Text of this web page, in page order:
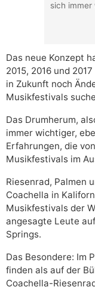
sich immer
Das neue Konzept
2015, 2016 und
in Zukunft noch
Musikfestivals
Das Drumherum,
immer wichtiger,
Erfahrungen, die
Musikfestivals im
Riesenrad, Palmen
Coachella in
Musikfestivals der
angesagte Leute
Springs.
Das Besondere: Im
finden als auf der
Coachella-